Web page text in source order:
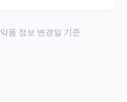
약품 정보 변경일 기준